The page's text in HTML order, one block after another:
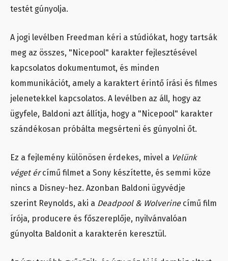
testét gúnyolja.
A jogi levélben Freedman kéri a stúdiókat, hogy tartsák
meg az összes, "Nicepool" karakter fejlesztésével
kapcsolatos dokumentumot, és minden
kommunikációt, amely a karaktert érintő írási és filmes
jelenetekkel kapcsolatos. A levélben az áll, hogy az
ügyfele, Baldoni azt állítja, hogy a "Nicepool" karakter
szándékosan próbálta megsérteni és gúnyolni őt.
Ez a fejlemény különösen érdekes, mivel a Velünk
véget ércímű filmet a Sony készítette, és semmi köze
nincs a Disney-hez. Azonban Baldoni ügyvédje
szerint Reynolds, aki a Deadpool & Wolverinecímű film
írója, producere és főszereplője, nyilvánvalóan
gúnyolta Baldonit a karakterén keresztül.